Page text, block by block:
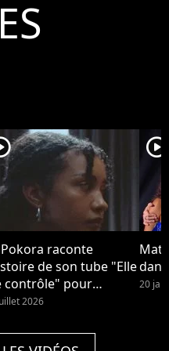
raconte
de son tube "Elle
contrôle" pour
2026
player2
20